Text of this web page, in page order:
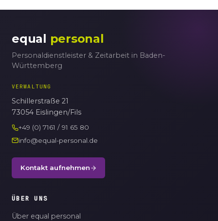
equal personal
Personaldienstleister & Zeitarbeit in Baden-
Württemberg
VERWALTUNG
Schillerstraße 21
73054 Eislingen/Fils
+49 (0) 7161 / 91 65 80
info@equal-personal.de
Kontakt aufnehmen
ÜBER UNS
Über equal personal